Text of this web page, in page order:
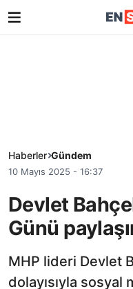
Haberler Gündem
10 Mayıs 2025 - 16:37
Devlet
Günü
MHP lideri Devlet
dolayısıyla sosyal